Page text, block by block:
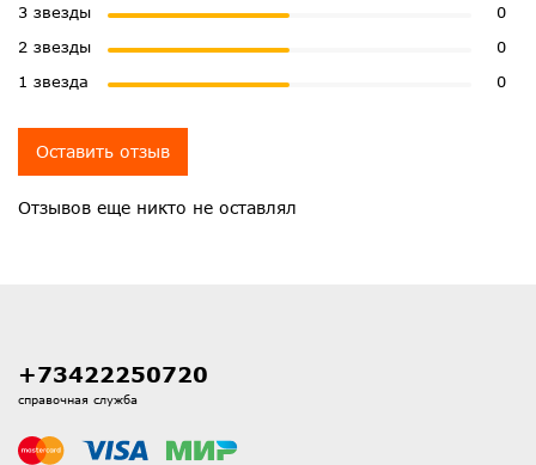
Отзывов еще никто не оставлял
3 звезды
0
2 звезды
0
1 звезда
0
Оставить отзыв
+73422250720
справочная служба